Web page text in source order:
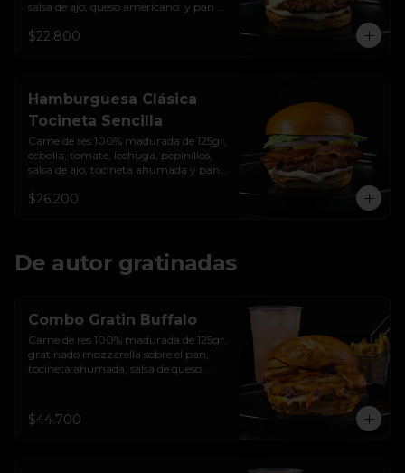
salsa de ajo, queso americano  y pan
$22.800
Hamburguesa Clásica
Tocineta Sencilla
Carne de res 100% madurada de 125gr,
cebolla, tomate, lechuga, pepinillos,
salsa de ajo, tocineta ahumada y pan
$26.200
De autor gratinadas
Combo Gratin Buffalo
Carne de res 100% madurada de 125gr,
gratinado mozzarella sobre el pan,
tocineta ahumada, salsa de queso
morada, sour cream de sriracha
levemente picante y pan brioche
$44.700